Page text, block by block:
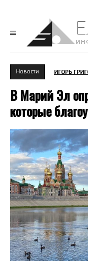
Новости ИГОРЬ
В Марий Эл
которые